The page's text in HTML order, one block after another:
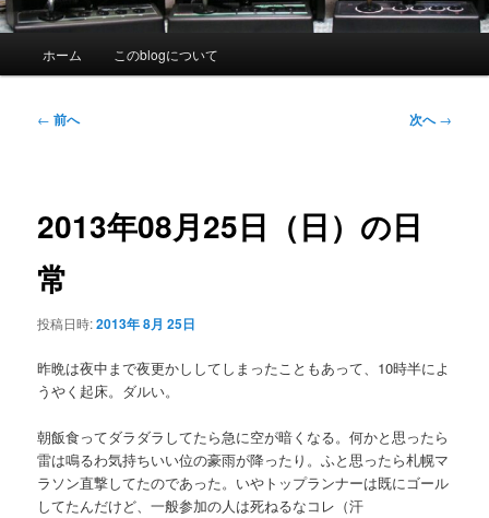
ホーム このblogについて
投
ー
ョ
ン
← 前へ 次へ→
2013年08月25日（日）の日
常
投稿日時:2013年 8月 25日
昨晩は夜中まで夜更かししてしまったこともあって、10時半によ
うやく起床。ダルい。
朝飯食ってダラダラしてたら急に空が暗くなる。何かと思ったら
雷は鳴るわ気持ちいい位の豪雨が降ったり。ふと思ったら札幌マ
ラソン直撃してたのであった。いやトップランナーは既にゴール
してたんだけど、一般参加の人は死ねるなコレ（汗